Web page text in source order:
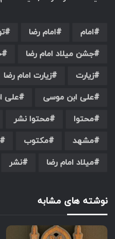
امام امام رضا
جشن میلاد امام رضا
زیارت
زیارت امام رضا
علی ابن موسی
علی
محتوا
محتوا نشر
مشهد
مکتوب
میلاد امام رضا
نشر
نوشته های مشابه